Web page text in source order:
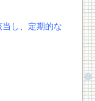
し、定期的な